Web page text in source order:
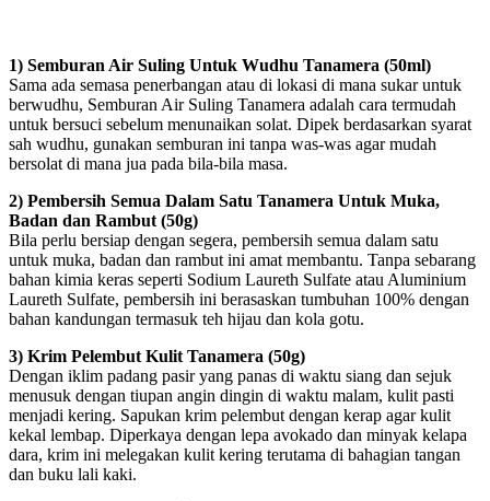
1) Semburan Air Suling Untuk Wudhu Tanamera (50ml)
Sama ada semasa penerbangan atau di lokasi di mana sukar untuk
berwudhu, Semburan Air Suling Tanamera adalah cara termudah
untuk bersuci sebelum menunaikan solat. Dipek berdasarkan syarat
sah wudhu, gunakan semburan ini tanpa was-was agar mudah
bersolat di mana jua pada bila-bila masa.
2) Pembersih Semua Dalam Satu Tanamera Untuk Muka,
Badan dan Rambut (50g)
Bila perlu bersiap dengan segera, pembersih semua dalam satu
untuk muka, badan dan rambut ini amat membantu. Tanpa sebarang
bahan kimia keras seperti Sodium Laureth Sulfate atau Aluminium
Laureth Sulfate, pembersih ini berasaskan tumbuhan 100% dengan
bahan kandungan termasuk teh hijau dan kola gotu.
3) Krim Pelembut Kulit Tanamera (50g)
Dengan iklim padang pasir yang panas di waktu siang dan sejuk
menusuk dengan tiupan angin dingin di waktu malam, kulit pasti
menjadi kering. Sapukan krim pelembut dengan kerap agar kulit
kekal lembap. Diperkaya dengan lepa avokado dan minyak kelapa
dara, krim ini melegakan kulit kering terutama di bahagian tangan
dan buku lali kaki.